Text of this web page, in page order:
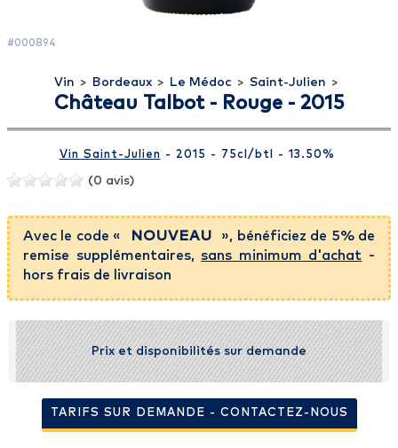
#000894
Vin > Bordeaux > Le Médoc > Saint-Julien >
Château Talbot - Rouge - 2015
Vin Saint-Julien - 2015 - 75cl /btl - 13.50%
(0 avis)
Avec le code « NOUVEAU
», bénéficiez de 5% de
remise supplémentaires,sans minimum d'achat -
hors frais de livraison
Prix et disponibilités sur demande
TARIFS SUR DEMANDE - CONTACTEZ-NOUS